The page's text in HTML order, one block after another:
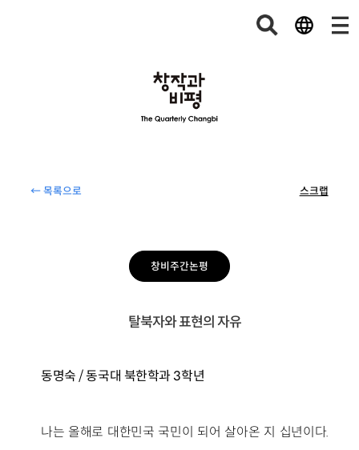
← 목록으로 스크랩
창비주간논평
탈북자와 표현의 자유
동명숙 / 동국대 북한학과 3학년
나는 올해로 대한민국 국민이 되어 살아온 지 십년이다.